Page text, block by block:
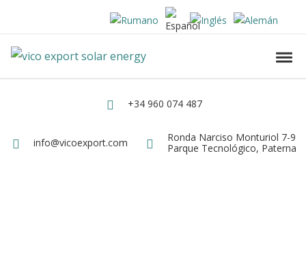
Vico Export Solar Energy
Teléfono
+34 960 074 487
Email
info@vicoexport.com Dirección
Ronda Narciso Monturiol 7-9
Parque Tecnológico, Paterna